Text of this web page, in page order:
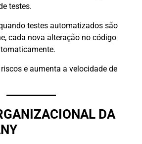
testes.
testes automatizados são
cada nova alteração no código
e aumenta a velocidade de
DA